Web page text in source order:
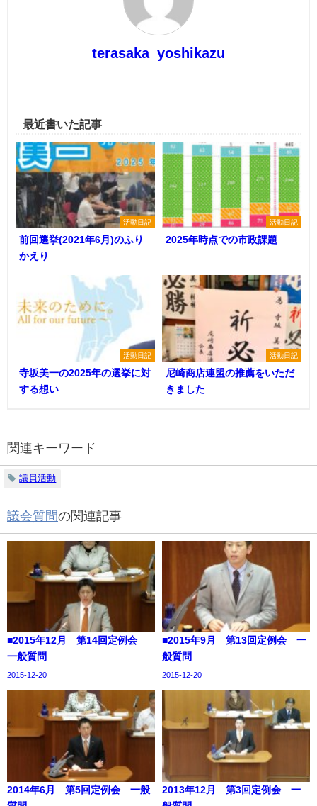
terasaka_yoshikazu
最近書いた記事
活動日記
前回選挙(2021年6月)のふり
かえり
活動日記
2025年時点での市政課題
活動日記
寺坂美一の2025年の選挙に対
する想い
活動日記
尼崎商店連盟の推薦をいただ
きました
関連キーワード
議員活動
議会質問の関連記事
■2015年12月 第14回定例会
一般質問
2015-12-20
■2015年9月 第13回定例会 一
般質問
2015-12-20
2014年6月 第5回定例会 一般
2013年12月 第3回定例会 一